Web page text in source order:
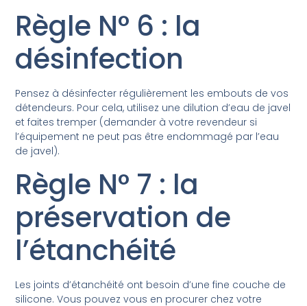
Règle N° 6 : la
désinfection
Pensez à désinfecter régulièrement les embouts de vos
détendeurs. Pour cela, utilisez une dilution d’eau de javel
et faites tremper (demander à votre revendeur si
l’équipement ne peut pas être endommagé par l’eau
de javel).
Règle N° 7 : la
préservation de
l’étanchéité
Les joints d’étanchéité ont besoin d’une fine couche de
silicone. Vous pouvez vous en procurer chez votre